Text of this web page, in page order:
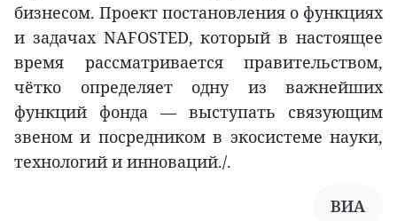
бизнесом. Проект постановления о функциях
и задачах NAFOSTED, который в настоящее
время рассматривается правительством,
чётко определяет одну из важнейших
функций фонда — выступать связующим
звеном и посредником в экосистеме науки,
технологий и инноваций./.
ВИА